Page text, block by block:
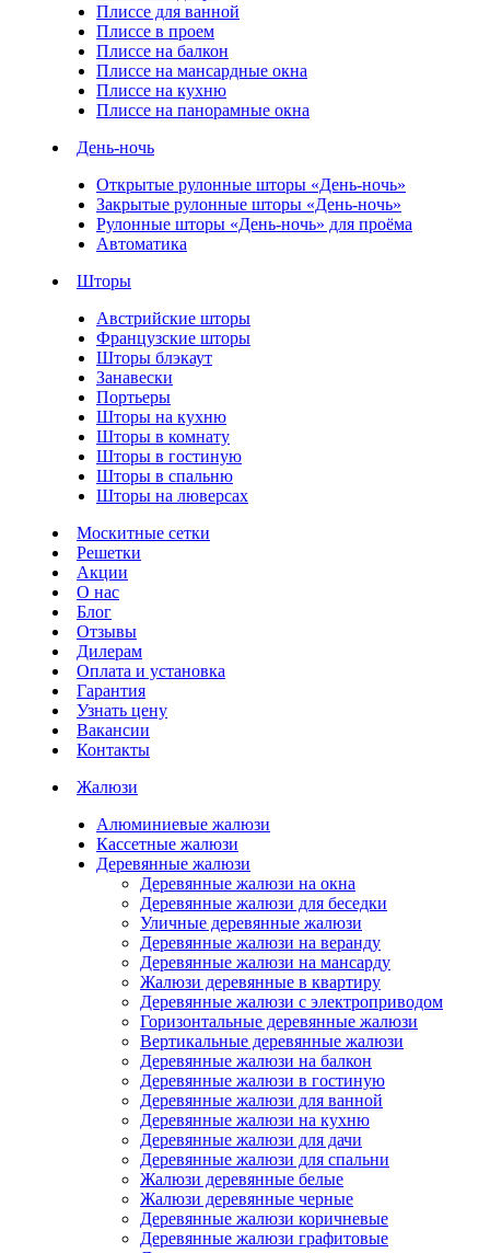
Плиссе для ванной
Плиссе в проем
Плиссе на балкон
Плиссе на мансардные окна
Плиссе на кухню
Плиссе на панорамные окна
День-ночь
Открытые рулонные шторы «День-ночь»
Закрытые рулонные шторы «День-ночь»
Рулонные шторы «День-ночь» для проёма
Автоматика
Шторы
Австрийские шторы
Французские шторы
Шторы блэкаут
Занавески
Портьеры
Шторы на кухню
Шторы в комнату
Шторы в гостиную
Шторы в спальню
Шторы на люверсах
Москитные сетки
Решетки
Акции
О нас
Блог
Отзывы
Дилерам
Оплата и установка
Гарантия
Узнать цену
Вакансии
Контакты
Жалюзи
Алюминиевые жалюзи
Кассетные жалюзи
Деревянные жалюзи
Деревянные жалюзи на окна
Деревянные жалюзи для беседки
Уличные деревянные жалюзи
Деревянные жалюзи на веранду
Деревянные жалюзи на мансарду
Жалюзи деревянные в квартиру
Деревянные жалюзи с электроприводом
Горизонтальные деревянные жалюзи
Вертикальные деревянные жалюзи
Деревянные жалюзи на балкон
Деревянные жалюзи в гостиную
Деревянные жалюзи для ванной
Деревянные жалюзи на кухню
Деревянные жалюзи для дачи
Деревянные жалюзи для спальни
Жалюзи деревянные белые
Жалюзи деревянные черные
Деревянные жалюзи коричневые
Деревянные жалюзи графитовые